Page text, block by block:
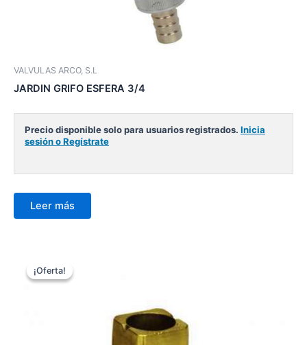
VALVULAS ARCO, S.L
JARDIN GRIFO ESFERA 3/4
Precio disponible solo para usuarios registrados. Inicia
sesión o Regístrate
Leer más
¡Oferta!
¡Oferta!